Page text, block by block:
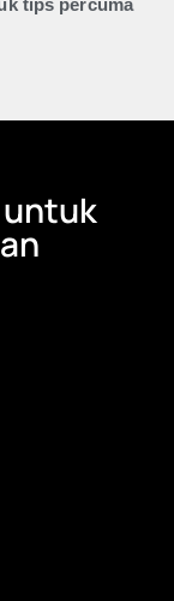
tips percuma